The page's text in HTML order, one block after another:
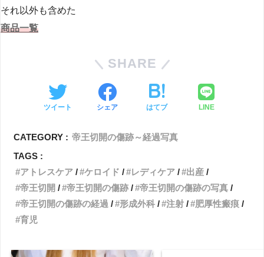
それ以外も含めた
商品一覧
SHARE
ツイート シェア はてブ LINE
CATEGORY : 帝王切開の傷跡～経過写真
TAGS :
アトレスケア
ケロイド レディケア
出産
帝王切開
帝王切開の傷跡
帝王切開の傷跡の写真
帝王切開の傷跡の経過
形成外科 注射
肥厚性瘢痕
育児